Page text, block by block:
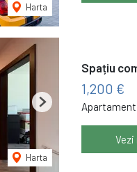
Harta
Harta
Next
Spațiu
1,200 €